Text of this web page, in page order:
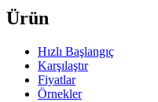
Ürün
Hızlı Başlangıç
Karşılaştır
Fiyatlar
Örnekler